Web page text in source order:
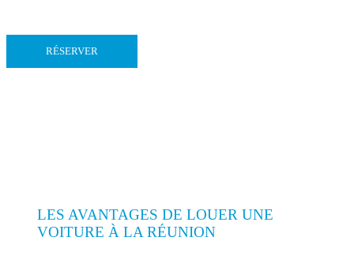
RÉSERVER
LES AVANTAGES DE LOUER UNE
VOITURE À LA RÉUNION